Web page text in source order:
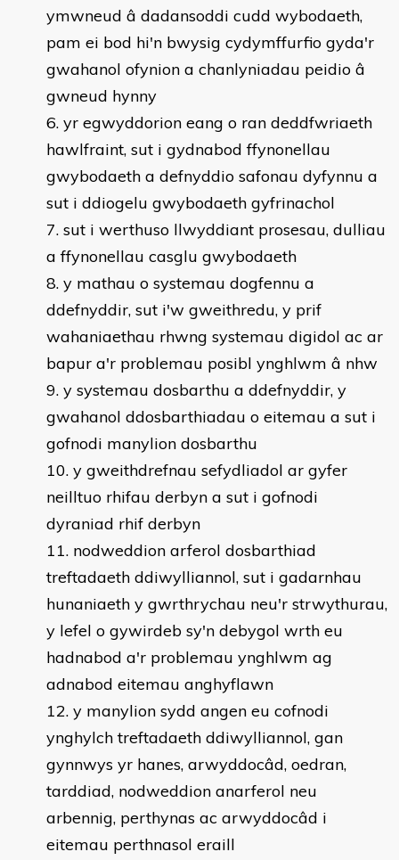
ymwneud â dadansoddi cudd wybodaeth,
pam ei bod hi'n bwysig cydymffurfio gyda'r
gwahanol ofynion a chanlyniadau peidio â
gwneud hynny
yr egwyddorion eang o ran deddfwriaeth
hawlfraint, sut i gydnabod ffynonellau
gwybodaeth a defnyddio safonau dyfynnu a
sut i ddiogelu gwybodaeth gyfrinachol
sut i werthuso llwyddiant prosesau, dulliau
a ffynonellau casglu gwybodaeth
y mathau o systemau dogfennu a
ddefnyddir, sut i'w gweithredu, y prif
wahaniaethau rhwng systemau digidol ac ar
bapur a'r problemau posibl ynghlwm â nhw
y systemau dosbarthu a ddefnyddir, y
gwahanol ddosbarthiadau o eitemau a sut i
gofnodi manylion dosbarthu
y gweithdrefnau sefydliadol ar gyfer
neilltuo rhifau derbyn a sut i gofnodi
dyraniad rhif derbyn
nodweddion arferol dosbarthiad
treftadaeth ddiwylliannol, sut i gadarnhau
hunaniaeth y gwrthrychau neu'r strwythurau,
y lefel o gywirdeb sy'n debygol wrth eu
hadnabod a'r problemau ynghlwm ag
adnabod eitemau anghyflawn
y manylion sydd angen eu cofnodi
ynghylch treftadaeth ddiwylliannol, gan
gynnwys yr hanes, arwyddocâd, oedran,
tarddiad, nodweddion anarferol neu
arbennig, perthynas ac arwyddocâd i
eitemau perthnasol eraill